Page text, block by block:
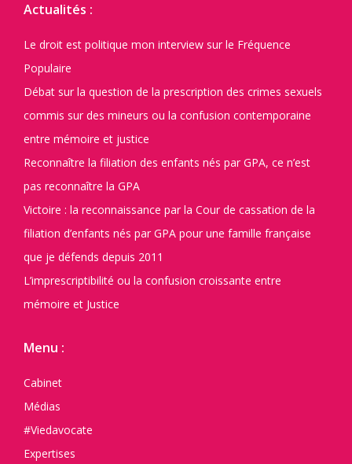
Actualités :
Le droit est politique mon interview sur le Fréquence
Populaire
Débat sur la question de la prescription des crimes sexuels
commis sur des mineurs ou la confusion contemporaine
entre mémoire et justice
Reconnaître la filiation des enfants nés par GPA, ce n’est
pas reconnaître la GPA
Victoire : la reconnaissance par la Cour de cassation de la
filiation d’enfants nés par GPA pour une famille française
que je défends depuis 2011
L’imprescriptibilité ou la confusion croissante entre
mémoire et Justice
Menu :
Cabinet
Médias
#Viedavocate
Expertises